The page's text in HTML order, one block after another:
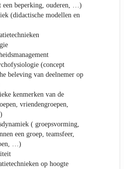
een beperking, ouderen, …)
(didactische modellen en
(concept
beleving van deelnemer op
kenmerken van de
vriendengroepen,
( groepsvorming,
een groep, teamsfeer,
…)
op hoogte